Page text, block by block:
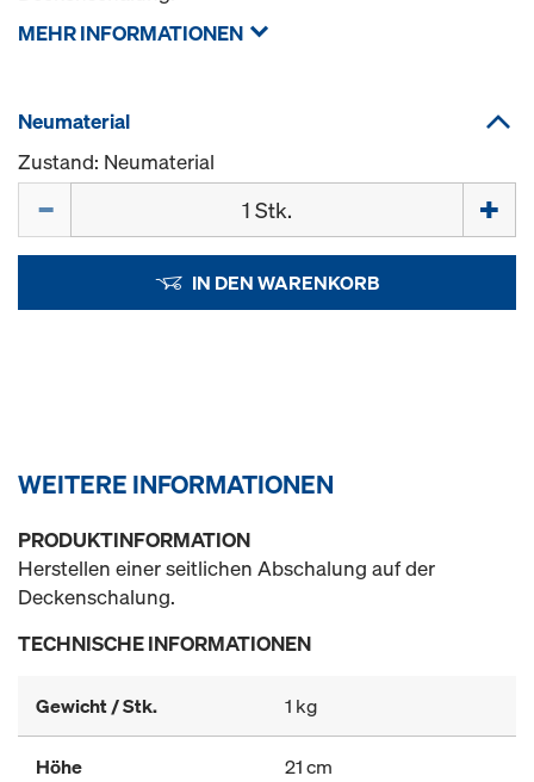
MEHR INFORMATIONEN
Neumaterial
Zustand: Neumaterial
IN DEN WARENKORB
WEITERE INFORMATIONEN
PRODUKTINFORMATION
Herstellen einer seitlichen Abschalung auf der
Deckenschalung.
TECHNISCHE INFORMATIONEN
Gewicht / Stk. 1 kg
Höhe 21 cm